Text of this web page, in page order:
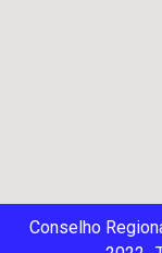
Conselho